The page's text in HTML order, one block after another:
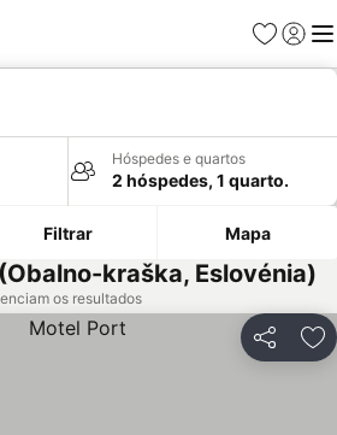
Favoritos
Iniciar
Hóspedes e quartos
2 hóspedes, 1 quarto.
Filtrar Mapa
kraška, Eslovénia)
os resultados
Partilhar